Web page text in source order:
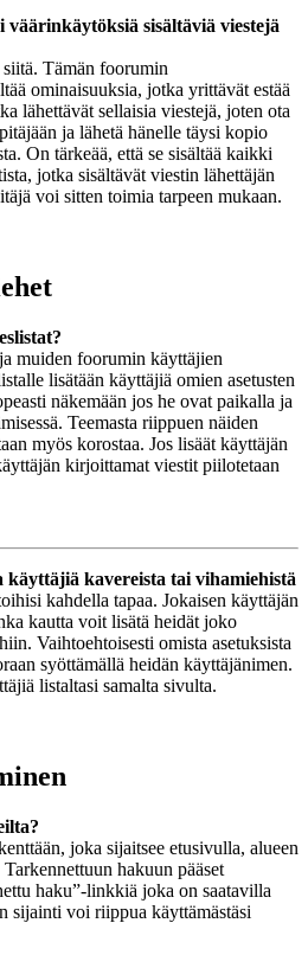
väärinkäytöksiä sisältäviä viestejä
Tämän foorumin
ominaisuuksia, jotka yrittävät estää
lähettävät sellaisia viestejä, joten ota
ja lähetä hänelle täysi kopio
On tärkeää, että se sisältää kaikki
jotka sisältävät viestin lähettäjän
voi sitten toimia tarpeen mukaan.
muiden foorumin käyttäjien
lisätään käyttäjiä omien asetusten
näkemään jos he ovat paikalla ja
Teemasta riippuen näiden
myös korostaa. Jos lisäät käyttäjän
kirjoittamat viestit piilotetaan
kavereista tai vihamiehistä
kahdella tapaa. Jokaisen käyttäjän
kautta voit lisätä heidät joko
Vaihtoehtoisesti omista asetuksista
syöttämällä heidän käyttäjänimen.
listaltasi samalta sivulta.
joka sijaitsee etusivulla, alueen
hakuun pääset
haku”-linkkiä joka on saatavilla
sijainti voi riippua käyttämästäsi